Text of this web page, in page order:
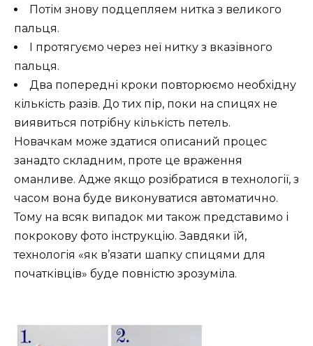
Потім знову подцепляем нитка з великого
пальця.
І протягуємо через неї нитку з вказівного
пальця.
Два попередні кроки повторюємо необхідну
кількість разів. До тих пір, поки на спицях не
виявиться потрібну кількість петель.
Новачкам може здатися описаний процес
занадто складним, проте це враження
оманливе. Адже якщо розібратися в технології, з
часом вона буде виконуватися автоматично.
Тому на всяк випадок ми також представимо і
покрокову фото інструкцію. Завдяки їй,
технологія «як в’язати шапку спицями для
початківців» буде повністю зрозуміла.